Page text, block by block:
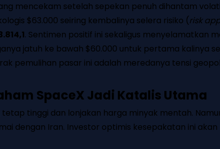
mencekam setelah sepekan penuh dihantam
$63.000 seiring kembalinya selera risiko (risk
. Sentimen positif ini sekaligus menyelamatkan
jatuh ke bawah $60.000 untuk pertama kalinya
pemulihan pasar ini adalah meredanya tensi
SpaceX Jadi Katalis Utama
tinggi dan lonjakan harga minyak mentah.
dengan Iran. Investor optimis kesepakatan ini